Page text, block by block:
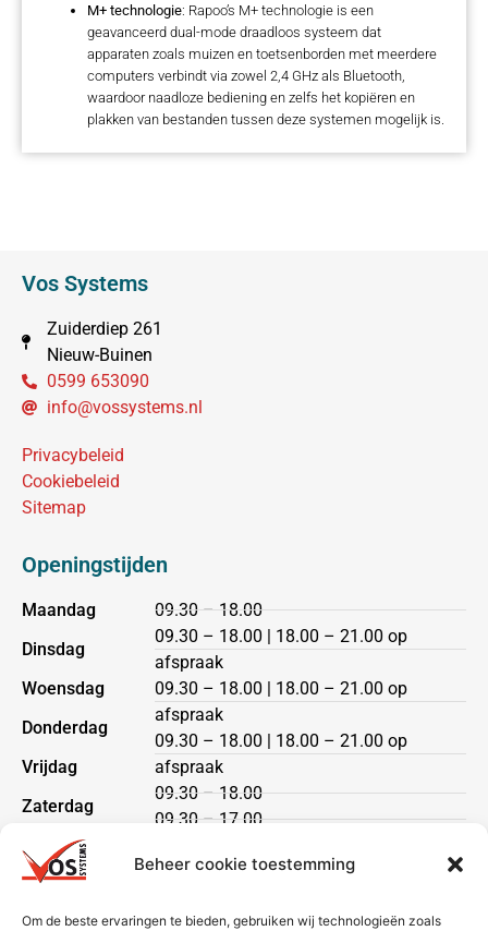
Beheer cookie toestemming
Om de beste ervaringen te bieden, gebruiken wij technologieën zoals
M+ technologie: Rapoo’s M+ technologie is een
geavanceerd dual-mode draadloos systeem dat
apparaten zoals muizen en toetsenborden met meerdere
computers verbindt via zowel 2,4 GHz als Bluetooth,
waardoor naadloze bediening en zelfs het kopiëren en
plakken van bestanden tussen deze systemen mogelijk is.
Vos Systems
Zuiderdiep 261
Nieuw-Buinen
0599 653090
info@vossystems.nl
Privacybeleid
Cookiebeleid
Sitemap
Openingstijden
Maandag
Dinsdag
Woensdag
Donderdag
Vrijdag
Zaterdag
Zondag
09.30 – 18.00
09.30 – 18.00 | 18.00 – 21.00 op
afspraak
09.30 – 18.00 | 18.00 – 21.00 op
afspraak
09.30 – 18.00 | 18.00 – 21.00 op
afspraak
09.30 – 18.00
09.30 – 17.00